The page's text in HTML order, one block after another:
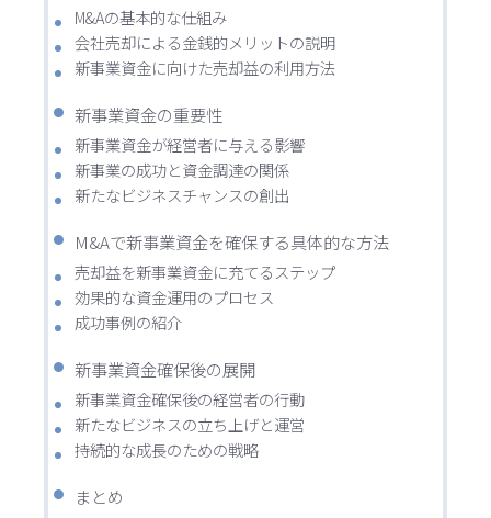
M&Aの基本的な仕組み
会社売却による金銭的メリットの説明
新事業資金に向けた売却益の利用方法
新事業資金の重要性
新事業資金が経営者に与える影響
新事業の成功と資金調達の関係
新たなビジネスチャンスの創出
M&Aで新事業資金を確保する具体的な方法
売却益を新事業資金に充てるステップ
効果的な資金運用のプロセス
成功事例の紹介
新事業資金確保後の展開
新事業資金確保後の経営者の行動
新たなビジネスの立ち上げと運営
持続的な成長のための戦略
まとめ